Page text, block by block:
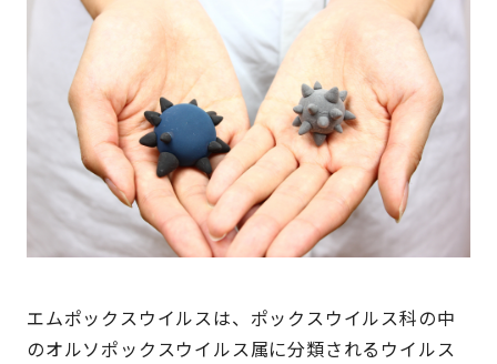
エムポックスウイルスは、ポックスウイルス科の中
のオルソポックスウイルス属に分類されるウイルス